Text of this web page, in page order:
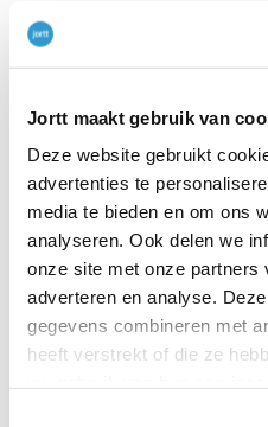
Jortt maakt gebruik van
Deze website gebruikt
advertenties te
media te bieden en om ons
analyseren. Ook delen we
onze site met onze partners
adverteren en analyse.
gegevens combineren met
heeft verstrekt of die ze
upgrades mogelijk. En
kunt jortt Starter 30
of jortt iets voor je is, of
je administratie blijft
boekhouder inschakelt.
Deze blog is je
Boekhoudprogramma